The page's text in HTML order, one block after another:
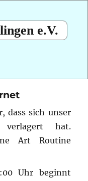
e.V.
dass sich unser
verlagert hat.
Art Routine
Uhr beginnt